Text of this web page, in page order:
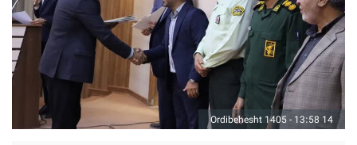
14 Ordibehesht 1405 - 13:58